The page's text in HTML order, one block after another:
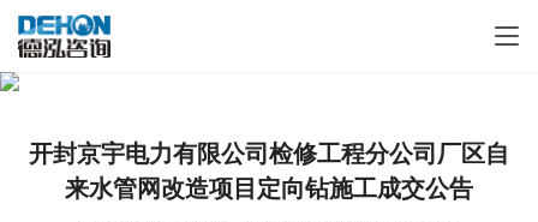
开封京宇电力有限公司检修工程分公司厂区自
来水管网改造项目定向钻施工成交公告